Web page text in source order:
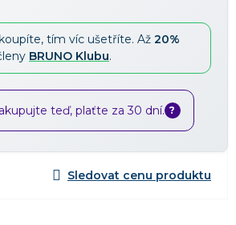
tím víc ušetříte. Až 20%
BRUNO Klubu.
teď, plaťte za 30 dní. ?